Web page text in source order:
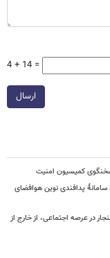
4 + 14 =
ارسال
کمیسیون امنیت
پدافندی نوین هوافضای
در عرصه اجتماعی، از خارج از